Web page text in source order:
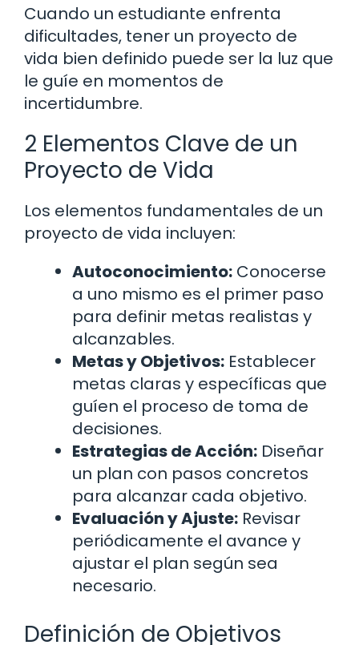
Cuando un estudiante enfrenta
dificultades, tener un proyecto de
vida bien definido puede ser la luz que
le guíe en momentos de
incertidumbre.
2 Elementos Clave de un
Proyecto de Vida
Los elementos fundamentales de un
proyecto de vida incluyen:
Autoconocimiento: Conocerse
a uno mismo es el primer paso
para definir metas realistas y
alcanzables.
Metas y Objetivos: Establecer
metas claras y específicas que
guíen el proceso de toma de
decisiones.
Estrategias de Acción: Diseñar
un plan con pasos concretos
para alcanzar cada objetivo.
Evaluación y Ajuste: Revisar
periódicamente el avance y
ajustar el plan según sea
necesario.
Definición de Objetivos